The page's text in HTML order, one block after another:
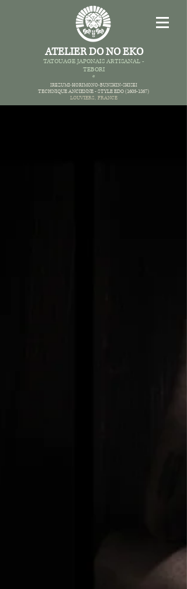
ATELIER DO NO EKO
TATOUAGE JAPONAIS ARTISANAL -
TEBORI
*
IREZUMI-HORIMONO-BUNSHIN-SHISEI
TECHNIQUE ANCIENNE -STYLE EDO(1603-1867)
LOUVIERS, FRANCE